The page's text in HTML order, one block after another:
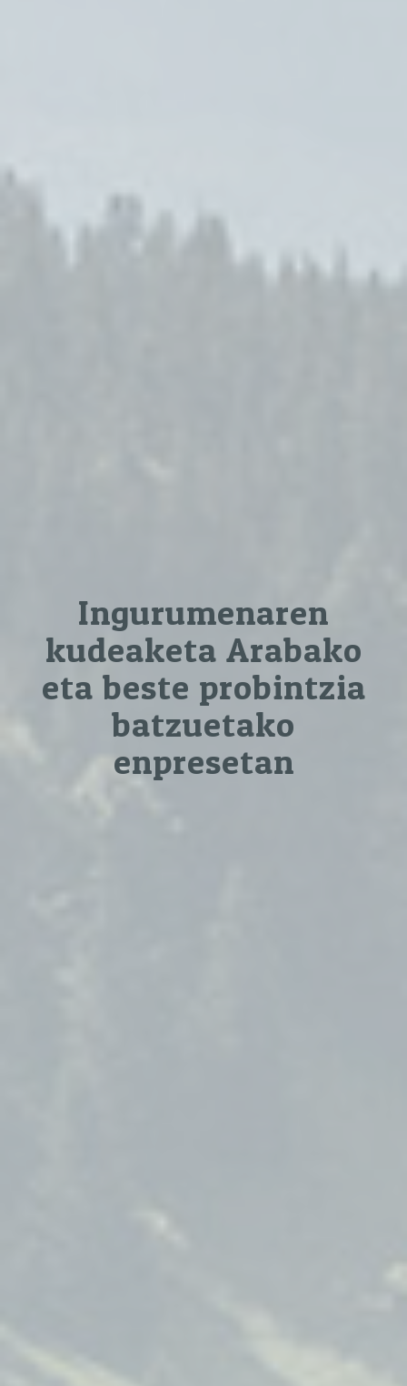
Ingurumenaren
kudeaketa Arabako
eta beste probintzia
batzuetako
enpresetan